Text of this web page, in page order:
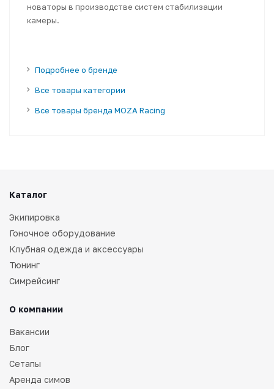
новаторы в производстве систем стабилизации
камеры.
Подробнее о бренде
Все товары категории
Все товары бренда MOZA Racing
Каталог
Экипировка
Гоночное оборудование
Клубная одежда и аксессуары
Тюнинг
Симрейсинг
О компании
Вакансии
Блог
Сетапы
Аренда симов